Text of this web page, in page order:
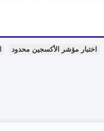
اختبار مؤشر الأكسجين محدود